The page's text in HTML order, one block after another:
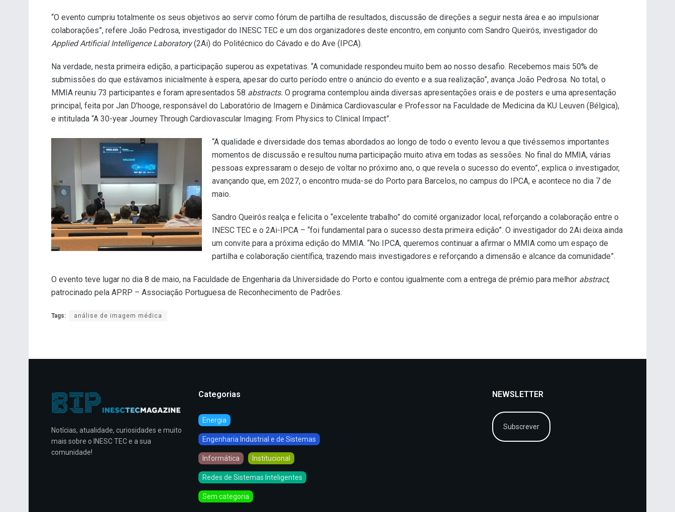
“O evento cumpriu totalmente os seus objetivos ao servir como fórum de partilha de resultados, discussão de direções a seguir nesta área e ao impulsionar
colaborações”, refere João Pedrosa, investigador do INESC TEC e um dos organizadores deste encontro, em conjunto com Sandro Queirós, investigador do
Applied Artificial Intelligence Laboratory(2Ai) do Politécnico do Cávado e do Ave (IPCA).
Na verdade, nesta primeira edição, a participação superou as expetativas. “A comunidade respondeu muito bem ao nosso desafio. Recebemos mais 50% de
submissões do que estávamos inicialmente à espera, apesar do curto período entre o anúncio do evento e a sua realização”, avança João Pedrosa. No total, o
MMIA reuniu 73 participantes e foram apresentados 58 abstracts. O programa contemplou ainda diversas apresentações orais e de posters e uma apresentação
principal, feita por Jan D’hooge, responsável do Laboratório de Imagem e Dinâmica Cardiovascular e Professor na Faculdade de Medicina da KU Leuven (Bélgica),
e intitulada “A 30-year Journey Through Cardiovascular Imaging: From Physics to Clinical Impact”.
“A qualidade e diversidade dos temas abordados ao longo de todo o evento levou a que tivéssemos importantes
momentos de discussão e resultou numa participação muito ativa em todas as sessões. No final do MMIA, várias
pessoas expressaram o desejo de voltar no próximo ano, o que revela o sucesso do evento”, explica o investigador,
avançando que, em 2027, o encontro muda-se do Porto para Barcelos, no campus do IPCA, e acontece no dia 7 de
maio.
Sandro Queirós realça e felicita o “excelente trabalho” do comité organizador local, reforçando a colaboração entre o
INESC TEC e o 2Ai-IPCA – “foi fundamental para o sucesso desta primeira edição”. O investigador do 2Ai deixa ainda
um convite para a próxima edição do MMIA. “No IPCA, queremos continuar a afirmar o MMIA como um espaço de
partilha e colaboração científica, trazendo mais investigadores e reforçando a dimensão e alcance da comunidade”.
O evento teve lugar no dia 8 de maio, na Faculdade de Engenharia da Universidade do Porto e contou igualmente com a entrega de prémio para melhor abstract,
patrocinado pela APRP – Associação Portuguesa de Reconhecimento de Padrões.
Tags: análise de imagem médica
Notícias, atualidade, curiosidades e muito
mais sobre o INESC TEC e a sua
comunidade!
Categorias
Energia
Engenharia Industrial e de Sistemas
Informática Institucional
Redes de Sistemas Inteligentes
Sem categoria
NEWSLETTER
Subscrever